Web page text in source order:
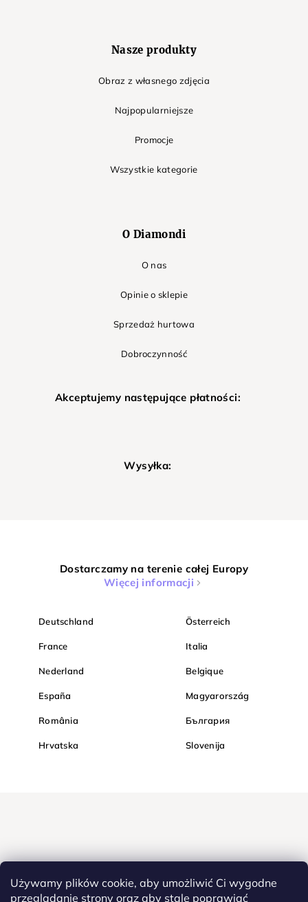
Używamy plików cookie, aby umożliwić Ci wygodne
przeglądanie strony oraz aby stale poprawiać
Nasze produkty
Obraz z własnego zdjęcia
Najpopularniejsze
Promocje
Wszystkie kategorie
O Diamondi
O nas
Opinie o sklepie
Sprzedaż hurtowa
Dobroczynność
Akceptujemy następujące płatności:
Wysyłka:
Dostarczamy na terenie całej Europy
Więcej informacji
Deutschland Österreich
France Italia
Nederland Belgique
España Magyarország
România България
Hrvatska Slovenija